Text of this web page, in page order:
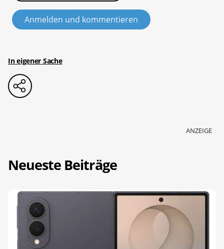
Anmelden und kommentieren
In eigener Sache
ANZEIGE
Neueste Beiträge